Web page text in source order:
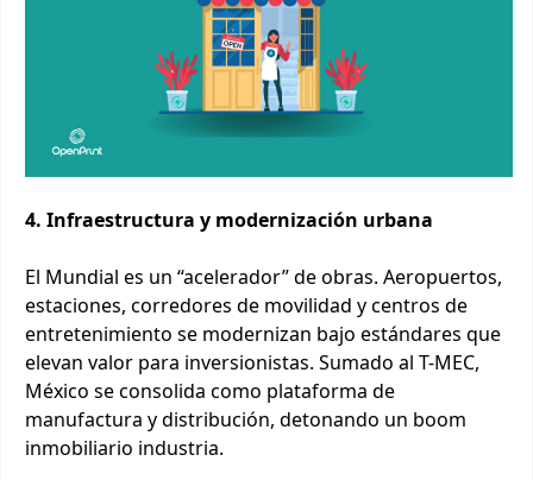
4. Infraestructura y modernización urbana
El Mundial es un “acelerador” de obras. Aeropuertos,
estaciones, corredores de movilidad y centros de
entretenimiento se modernizan bajo estándares que
elevan valor para inversionistas. Sumado al T-MEC,
México se consolida como plataforma de
manufactura y distribución, detonando un boom
inmobiliario industria.